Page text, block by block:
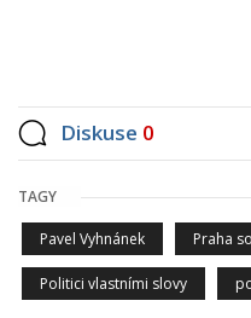
Diskuse 0
TAGY
Pavel Vyhnánek Praha
Politici vlastními slovy